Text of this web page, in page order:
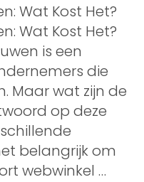
Wat Kost Het?
Wat Kost Het?
is een
die
Maar wat zijn de
op deze
belangrijk om
webwinkel …